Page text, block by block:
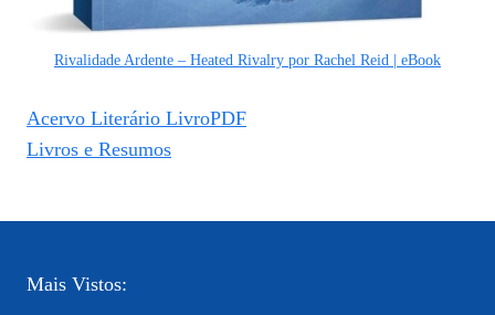
Rivalidade Ardente – Heated Rivalry por Rachel Reid | eBook
Acervo Literário LivroPDF
Livros e Resumos
Mais Vistos: